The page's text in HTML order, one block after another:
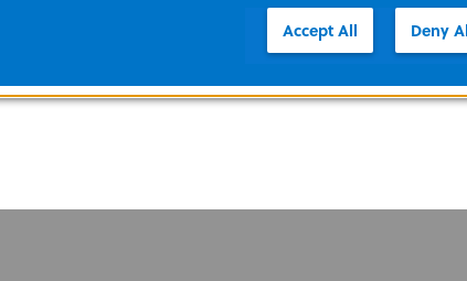
door ervoor te zorgen dat de reanimatie geen
Accept All Deny